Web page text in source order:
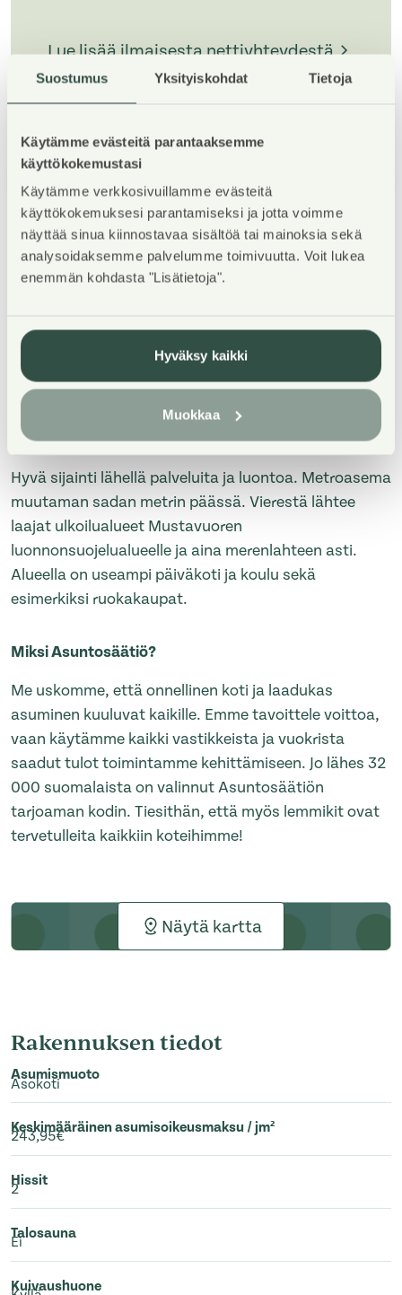
Suostumus Yksityiskohdat Tietoja
Käytämme evästeitä parantaaksemme
käyttökokemustasi
Käytämme verkkosivuillamme evästeitä
käyttökokemuksesi parantamiseksi ja jotta voimme
näyttää sinua kiinnostavaa sisältöä tai mainoksia sekä
analysoidaksemme palvelumme toimivuutta. Voit lukea
enemmän kohdasta "Lisätietoja".
Hyväksy kaikki
Muokkaa
Lue lisää ilmaisesta nettiyhteydestä
Kohteen esittely
Valoisa kerrostalokohde Länsimäessä. Asunnot
kaksioita ja kolmioita, joihin kuuluu oma sauna.
Veikeän malliset keltaiset parvekkeet.
Hyvä sijainti lähellä palveluita ja luontoa. Metroasema
muutaman sadan metrin päässä. Vierestä lähtee
laajat ulkoilualueet Mustavuoren
luonnonsuojelualueelle ja aina merenlahteen asti.
Alueella on useampi päiväkoti ja koulu sekä
esimerkiksi ruokakaupat.
Miksi Asuntosäätiö?
Me uskomme, että onnellinen koti ja laadukas
asuminen kuuluvat kaikille. Emme tavoittele voittoa,
vaan käytämme kaikki vastikkeista ja vuokrista
saadut tulot toimintamme kehittämiseen. Jo lähes 32
000 suomalaista on valinnut Asuntosäätiön
tarjoaman kodin. Tiesithän, että myös lemmikit ovat
tervetulleita kaikkiin koteihimme!
Näytä kartta
Rakennuksen tiedot
Asumismuoto
Asokoti
Keskimääräinen asumisoikeusmaksu / jm²
243,95€
Hissit
2
Talosauna
Ei
Kuivaushuone